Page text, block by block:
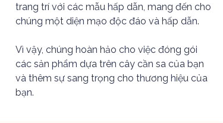
trang trí với các mẫu hấp dẫn, mang đến cho
chúng một diện mạo độc đáo và hấp dẫn.
Vì vậy, chúng hoàn hảo cho việc đóng gói
các sản phẩm dựa trên cây cần sa của bạn
và thêm sự sang trọng cho thương hiệu của
bạn.